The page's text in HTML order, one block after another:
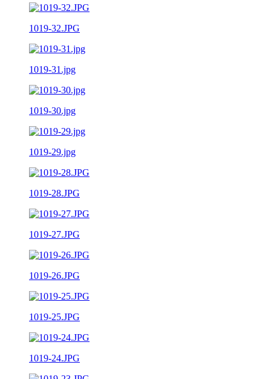
1019-32.JPG
1019-31.jpg
1019-30.jpg
1019-29.jpg
1019-28.JPG
1019-27.JPG
1019-26.JPG
1019-25.JPG
1019-24.JPG